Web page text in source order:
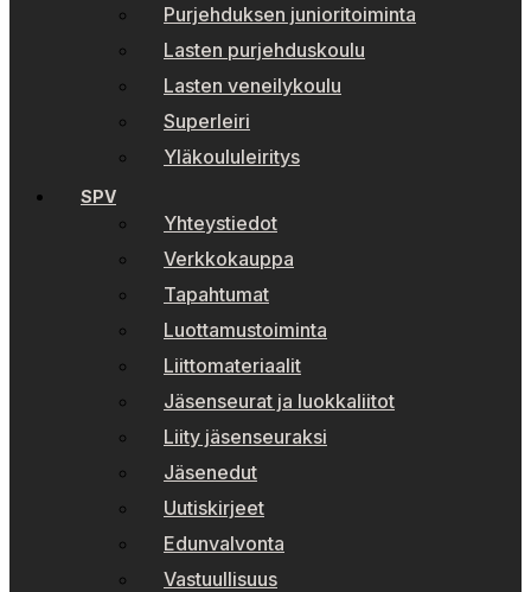
Purjehduksen junioritoiminta
Lasten purjehduskoulu
Lasten veneilykoulu
Superleiri
Yläkoululeiritys
SPV
Yhteystiedot
Verkkokauppa
Tapahtumat
Luottamustoiminta
Liittomateriaalit
Jäsenseurat ja luokkaliitot
Liity jäsenseuraksi
Jäsenedut
Uutiskirjeet
Edunvalvonta
Vastuullisuus